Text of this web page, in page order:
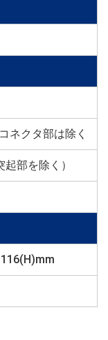
ネクタ部は除く
部を除く）